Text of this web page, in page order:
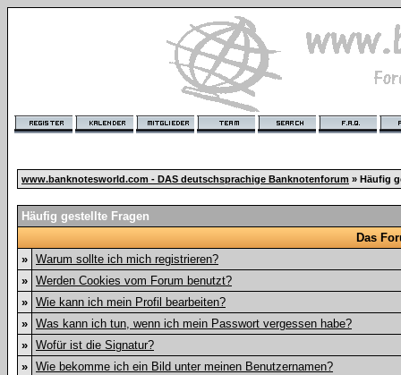
www.banknotesworld.com - DAS deutschsprachige Banknotenforum » Häufig
Häufig gestellte Fragen
Das
» Warum sollte ich mich registrieren?
» Werden Cookies vom Forum benutzt?
» Wie kann ich mein Profil bearbeiten?
» Was kann ich tun, wenn ich mein Passwort vergessen habe?
» Wofür ist die Signatur?
» Wie bekomme ich ein Bild unter meinen Benutzernamen?